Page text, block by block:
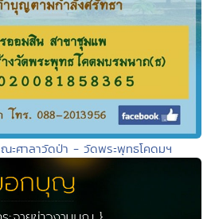
ะศาลาวัดป่า - วัดพระพุทธโคดมฯ